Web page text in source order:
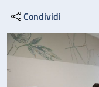
Condividi